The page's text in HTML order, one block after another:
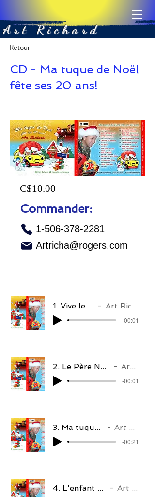
Art Richard
Retour
CD - Ma tuque de Noël
fête ses 20 ans!
C$10.00
Commander:
1-506-378-2281
Artricha@rogers.com
1. Vive le vent Art Richard
-00:01
2. Le Père Noël arrive ce soir Art Richard
-00:01
3. Ma tuque de Noël Art Richard
-00:21
4. L'enfant au tambour Art Richard